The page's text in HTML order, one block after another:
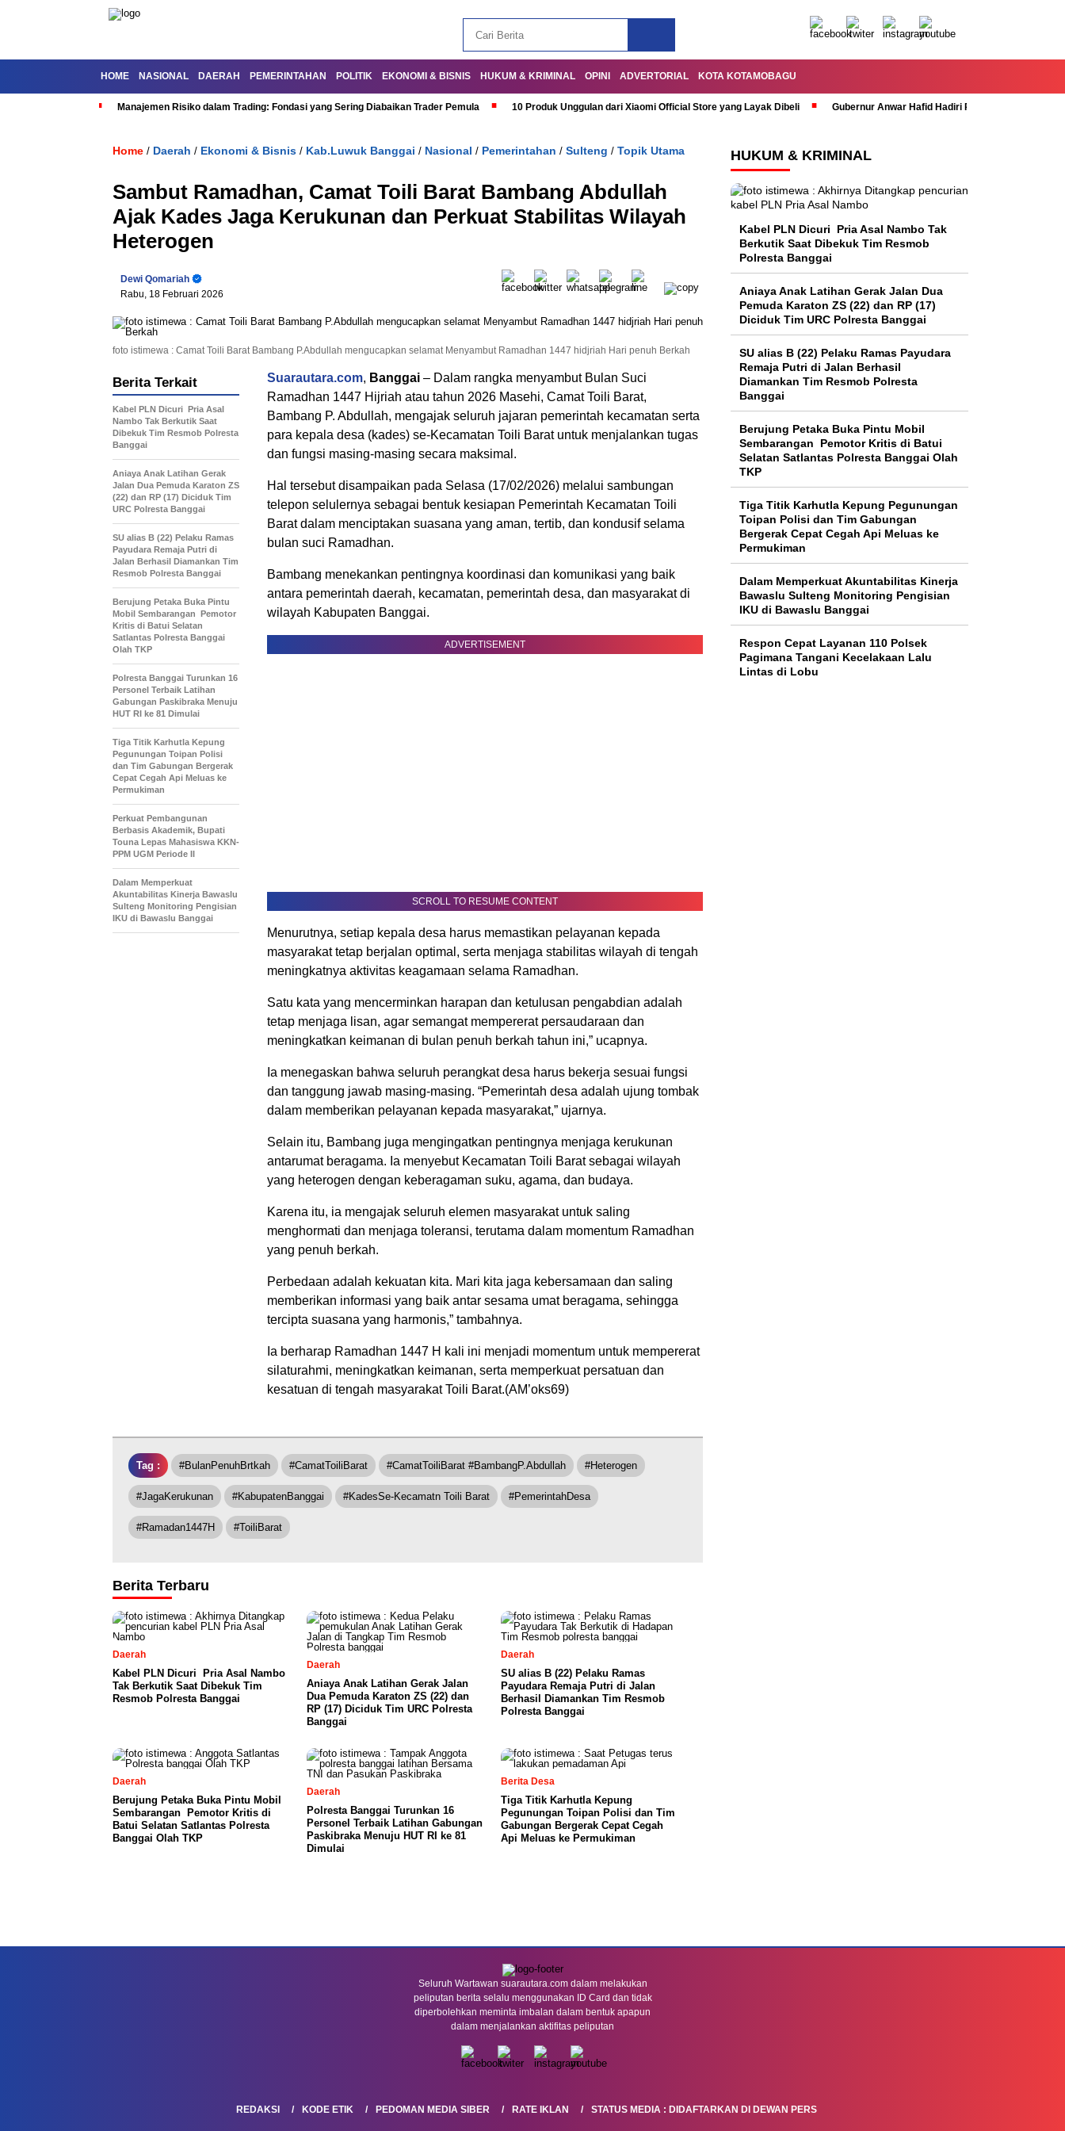
HOME NASIONAL DAERAH PEMERINTAHAN POLITIK EKONOMI & BISNIS HUKUM & KRIMINAL OPINI ADVERTORIAL KOTA KOTAMOBAGU
Manajemen Risiko dalam Trading: Fondasi yang Sering Diabaikan Trader Pemula 10 Produk Unggulan dari Xiaomi Official Store yang Layak Dibeli Gubernur Anwar Hafid Hadiri Rapat Paripurna
Home / Daerah / Ekonomi & Bisnis / Kab.Luwuk Banggai / Nasional / Pemerintahan / Sulteng / Topik Utama
Sambut Ramadhan, Camat Toili Barat Bambang Abdullah
Ajak Kades Jaga Kerukunan dan Perkuat Stabilitas Wilayah
Heterogen
Dewi Qomariah
Rabu, 18 Februari 2026
foto istimewa : Camat Toili Barat Bambang P.Abdullah mengucapkan selamat Menyambut Ramadhan 1447 hidjriah Hari penuh Berkah
Suarautara.com, Banggai – Dalam rangka menyambut Bulan Suci
Ramadhan 1447 Hijriah atau tahun 2026 Masehi, Camat Toili Barat,
Bambang P. Abdullah, mengajak seluruh jajaran pemerintah kecamatan serta
para kepala desa (kades) se-Kecamatan Toili Barat untuk menjalankan tugas
dan fungsi masing-masing secara maksimal.
Hal tersebut disampaikan pada Selasa (17/02/2026) melalui sambungan
telepon selulernya sebagai bentuk kesiapan Pemerintah Kecamatan Toili
Barat dalam menciptakan suasana yang aman, tertib, dan kondusif selama
bulan suci Ramadhan.
Bambang menekankan pentingnya koordinasi dan komunikasi yang baik
antara pemerintah daerah, kecamatan, pemerintah desa, dan masyarakat di
wilayah Kabupaten Banggai.
ADVERTISEMENT
SCROLL TO RESUME CONTENT
Menurutnya, setiap kepala desa harus memastikan pelayanan kepada
masyarakat tetap berjalan optimal, serta menjaga stabilitas wilayah di tengah
meningkatnya aktivitas keagamaan selama Ramadhan.
Satu kata yang mencerminkan harapan dan ketulusan pengabdian adalah
tetap menjaga lisan, agar semangat mempererat persaudaraan dan
meningkatkan keimanan di bulan penuh berkah tahun ini,” ucapnya.
Ia menegaskan bahwa seluruh perangkat desa harus bekerja sesuai fungsi
dan tanggung jawab masing-masing. “Pemerintah desa adalah ujung tombak
dalam memberikan pelayanan kepada masyarakat,” ujarnya.
Selain itu, Bambang juga mengingatkan pentingnya menjaga kerukunan
antarumat beragama. Ia menyebut Kecamatan Toili Barat sebagai wilayah
yang heterogen dengan keberagaman suku, agama, dan budaya.
Karena itu, ia mengajak seluruh elemen masyarakat untuk saling
menghormati dan menjaga toleransi, terutama dalam momentum Ramadhan
yang penuh berkah.
Perbedaan adalah kekuatan kita. Mari kita jaga kebersamaan dan saling
memberikan informasi yang baik antar sesama umat beragama, sehingga
tercipta suasana yang harmonis,” tambahnya.
Ia berharap Ramadhan 1447 H kali ini menjadi momentum untuk mempererat
silaturahmi, meningkatkan keimanan, serta memperkuat persatuan dan
kesatuan di tengah masyarakat Toili Barat.(AM’oks69)
Berita Terkait
Kabel PLN Dicuri Pria Asal
Nambo Tak Berkutik Saat
Dibekuk Tim Resmob Polresta
Banggai
Aniaya Anak Latihan Gerak
Jalan Dua Pemuda Karaton ZS
(22) dan RP (17) Diciduk Tim
URC Polresta Banggai
SU alias B (22) Pelaku Ramas
Payudara Remaja Putri di
Jalan Berhasil Diamankan Tim
Resmob Polresta Banggai
Berujung Petaka Buka Pintu
Mobil Sembarangan Pemotor
Kritis di Batui Selatan
Satlantas Polresta Banggai
Olah TKP
Polresta Banggai Turunkan 16
Personel Terbaik Latihan
Gabungan Paskibraka Menuju
HUT RI ke 81 Dimulai
Tiga Titik Karhutla Kepung
Pegunungan Toipan Polisi
dan Tim Gabungan Bergerak
Cepat Cegah Api Meluas ke
Permukiman
Perkuat Pembangunan
Berbasis Akademik, Bupati
Touna Lepas Mahasiswa KKN-
PPM UGM Periode II
Dalam Memperkuat
Akuntabilitas Kinerja Bawaslu
Sulteng Monitoring Pengisian
IKU di Bawaslu Banggai
Tag : #BulanPenuhBrtkah #CamatToiliBarat #CamatToiliBarat #BambangP.Abdullah #Heterogen
#JagaKerukunan #KabupatenBanggai #KadesSe-Kecamatn Toili Barat #PemerintahDesa
#Ramadan1447H #ToiliBarat
Berita Terbaru
Daerah
Kabel PLN Dicuri Pria Asal Nambo
Tak Berkutik Saat Dibekuk Tim
Resmob Polresta Banggai
Daerah
Aniaya Anak Latihan Gerak Jalan
Dua Pemuda Karaton ZS (22) dan
RP (17) Diciduk Tim URC Polresta
Banggai
Daerah
SU alias B (22) Pelaku Ramas
Payudara Remaja Putri di Jalan
Berhasil Diamankan Tim Resmob
Polresta Banggai
Daerah
Berujung Petaka Buka Pintu Mobil
Sembarangan Pemotor Kritis di
Batui Selatan Satlantas Polresta
Banggai Olah TKP
Daerah
Polresta Banggai Turunkan 16
Personel Terbaik Latihan Gabungan
Paskibraka Menuju HUT RI ke 81
Dimulai
Berita Desa
Tiga Titik Karhutla Kepung
Pegunungan Toipan Polisi dan Tim
Gabungan Bergerak Cepat Cegah
Api Meluas ke Permukiman
HUKUM & KRIMINAL
Kabel PLN Dicuri Pria Asal Nambo Tak
Berkutik Saat Dibekuk Tim Resmob
Polresta Banggai
Aniaya Anak Latihan Gerak Jalan Dua
Pemuda Karaton ZS (22) dan RP (17)
Diciduk Tim URC Polresta Banggai
SU alias B (22) Pelaku Ramas Payudara
Remaja Putri di Jalan Berhasil
Diamankan Tim Resmob Polresta
Banggai
Berujung Petaka Buka Pintu Mobil
Sembarangan Pemotor Kritis di Batui
Selatan Satlantas Polresta Banggai Olah
TKP
Tiga Titik Karhutla Kepung Pegunungan
Toipan Polisi dan Tim Gabungan
Bergerak Cepat Cegah Api Meluas ke
Permukiman
Dalam Memperkuat Akuntabilitas Kinerja
Bawaslu Sulteng Monitoring Pengisian
IKU di Bawaslu Banggai
Respon Cepat Layanan 110 Polsek
Pagimana Tangani Kecelakaan Lalu
Lintas di Lobu
Seluruh Wartawan suarautara.com dalam melakukan
peliputan berita selalu menggunakan ID Card dan tidak
diperbolehkan meminta imbalan dalam bentuk apapun
dalam menjalankan aktifitas peliputan
REDAKSI KODE ETIK PEDOMAN MEDIA SIBER RATE IKLAN STATUS MEDIA : DIDAFTARKAN DI DEWAN PERS